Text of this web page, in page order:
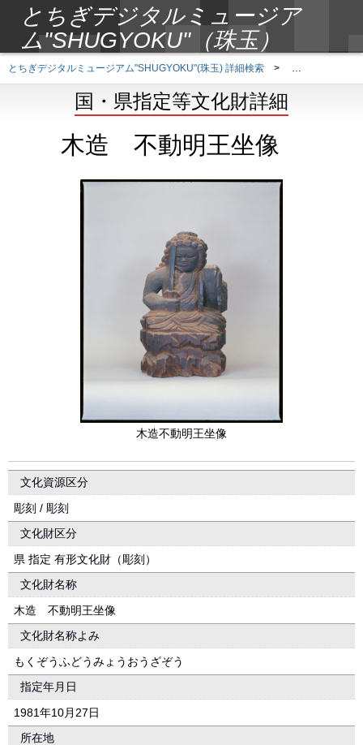
とちぎデジタルミュージア
ム"SHUGYOKU"（珠玉）
とちぎデジタルミュージアム"SHUGYOKU"(珠玉) 詳細検索 > 国・県指定等文
国・県指定等文化財詳細
木造 不動明王坐像
木造不動明王坐像
文化資源区分
彫刻 / 彫刻
文化財区分
県 指定 有形文化財（彫刻）
文化財名称
木造 不動明王坐像
文化財名称よみ
もくぞうふどうみょうおうざぞう
指定年月日
1981年10月27日
所在地